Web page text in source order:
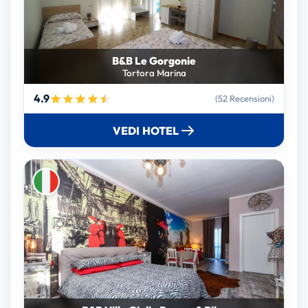
B&B Le Gorgonie
Tortora Marina
4.9 (52 Recensioni)
VEDI HOTEL